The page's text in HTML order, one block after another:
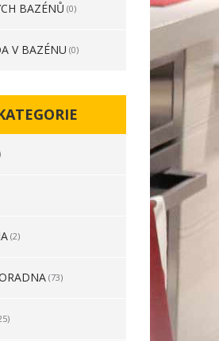
BAZÉNŮ (0)
V BAZÉNU (0)
(2)
(73)